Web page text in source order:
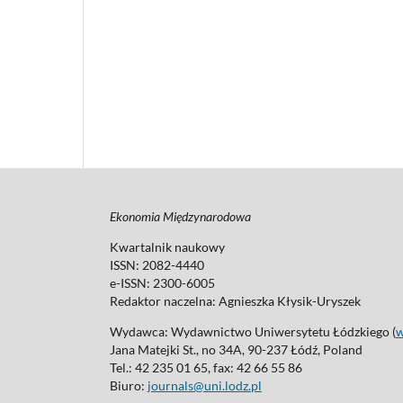
Ekonomia Międzynarodowa
Kwartalnik naukowy
ISSN: 2082-4440
e-ISSN: 2300-6005
Redaktor naczelna: Agnieszka Kłysik-Uryszek
Wydawca: Wydawnictwo Uniwersytetu Łódzkiego (
Jana Matejki St., no 34A, 90-237 Łódź, Poland
Tel.: 42 235 01 65, fax: 42 66 55 86
Biuro: journals@uni.lodz.pl